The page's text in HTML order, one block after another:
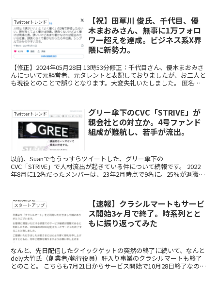
Twitterトレンド
【祝】田草川 俊氏、千代目、優
木まおみさん、無事に1万フォロ
ワー超えを達成。ビジネス系X界
隈に新勢力。
【修正】2024年05月28日 13時53分修正：千代目さん、優木まおみさ
んについて元経営者、元タレントと表記しておりましたが、お二人と
も現役とのことで誤りとなります。大変失礼いたしました。 匿名、
Twitterトレンド
グリー傘下のCVC「STRIVE」が
親会社との対立か。4号ファンド
組成が難航し、若手が流出。
以前、Suanでもうっすらツイートした、グリー傘下の
CVC「STRIVE」で人材流出が起きている件について続報です。 2022
年8月に12名だったメンバーは、23年2月時点で9名に。25%が退職し
スタートアップ
【速報】クラシルマートもサービ
ス開始3ヶ月で終了。時系列とと
もに振り返ってみた
なんと、先日配信したクイックゲットの突然の終了に続いて、なんと
dely大竹氏（創業者/執行役員）肝入り事業のクラシルマートも終了
とのこと。 こちらも7月21日からサービス開始で10月28日終了なの